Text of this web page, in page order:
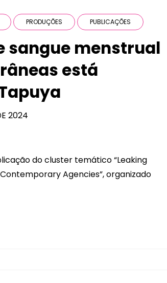
PRODUÇÕES PUBLICAÇÕES
sangue menstrual
está
2024
do cluster temático “Leaking
Agencies”, organizado